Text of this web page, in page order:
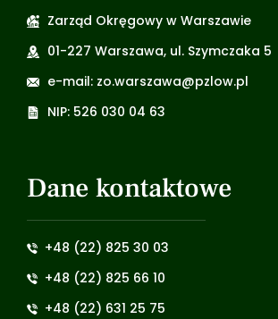
Zarząd Okręgowy w Warszawie
01-227 Warszawa, ul. Szymczaka 5
e-mail: zo.warszawa@pzlow.pl
NIP: 526 030 04 63
Dane kontaktowe
+48 (22) 825 30 03
+48 (22) 825 66 10
+48 (22) 631 25 75